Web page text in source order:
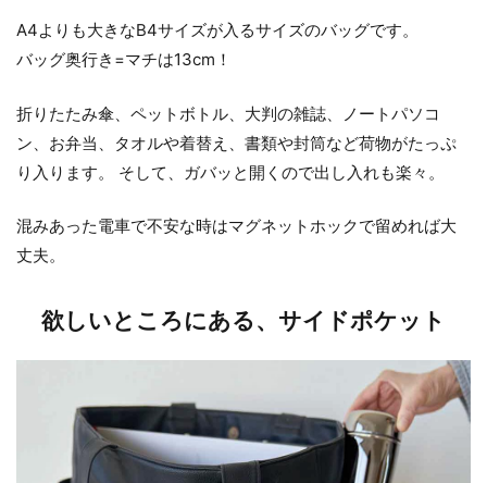
A4よりも大きなB4サイズが入るサイズのバッグです。
バッグ奥行き=マチは13cm！
折りたたみ傘、ペットボトル、大判の雑誌、ノートパソコ
ン、お弁当、タオルや着替え、書類や封筒など荷物がたっぷ
り入ります。 そして、ガバッと開くので出し入れも楽々。
混みあった電車で不安な時はマグネットホックで留めれば大
丈夫。
欲しいところにある、サイドポケット